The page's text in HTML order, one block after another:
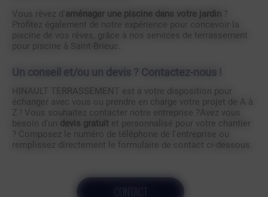
Vous rêvez d' aménager une piscine dans votre jardin ?
Profitez également de notre expérience pour concevoir la
piscine de vos rêves, grâce à nos services de terrassement
pour piscine à Saint-Brieuc.
Un conseil et/ou un devis ? Contactez-nous !
HINAULT TERRASSEMENT est à votre disposition pour
échanger avec vous ou prendre en charge votre projet de A à
Z ! Vous souhaitez contacter notre entreprise ?Avez vous
besoin d'un devis gratuit et personnalisé pour votre chantier
? Composez le numéro de téléphone de l'entreprise ou
remplissez directement le formulaire de contact ci-dessous.